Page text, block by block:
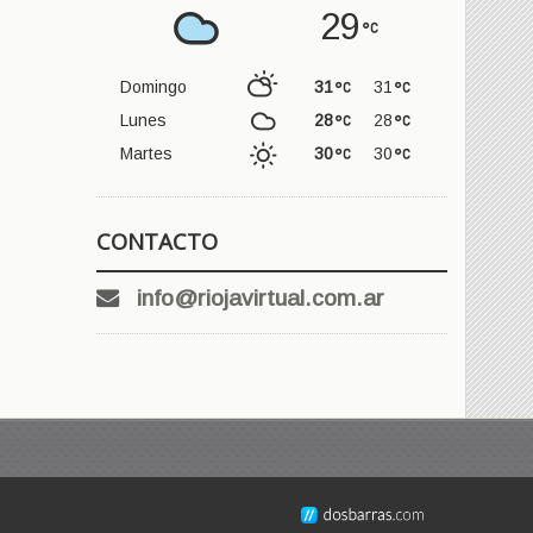
29
Domingo 31
31
Lunes
28
28
Martes
30
30
CONTACTO
info@riojavirtual.com.ar